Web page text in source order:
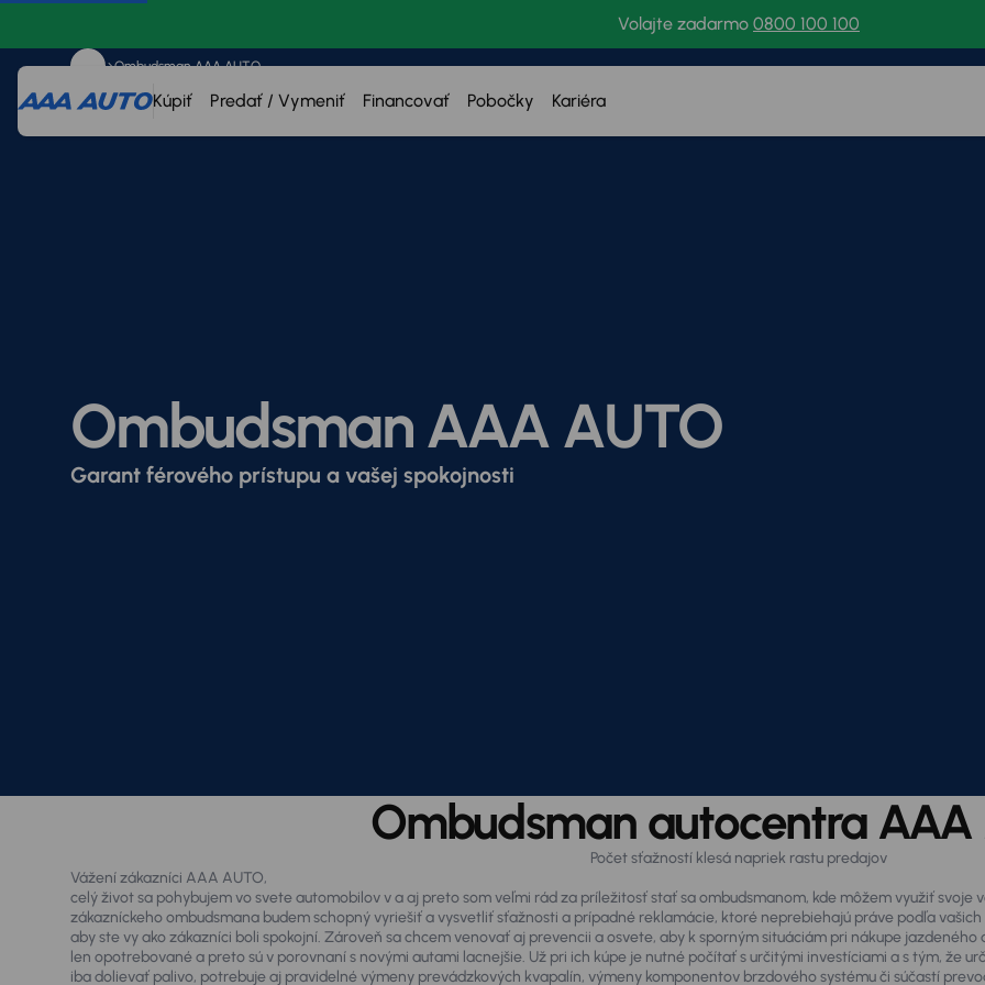
Volajte zadarmo 0800 100 100
Kúpiť Predať / Vymeniť Financovať Pobočky Kariéra
Ombudsman AAA AUTO
Ombudsman AAA AUTO
Garant férového prístupu a vašej spokojnosti
Ombudsman autocentra AAA
Počet sťažností klesá napriek rastu predajov
Vážení zákazníci AAA AUTO,
celý život sa pohybujem vo svete automobilov v a aj preto som veľmi rád za príležitosť stať sa ombudsmanom, kde môžem využiť svoje
zákazníckeho ombudsmana budem schopný vyriešiť a vysvetliť sťažnosti a prípadné reklamácie, ktoré neprebiehajú práve podľa
aby ste vy ako zákazníci boli spokojní. Zároveň sa chcem venovať aj prevencii a osvete, aby k sporným situáciám pri nákupe
len opotrebované a preto sú v porovnaní s novými autami lacnejšie. Už pri ich kúpe je nutné počítať s určitými investíciami a s tým, že
iba dolievať palivo, potrebuje aj pravidelné výmeny prevádzkových kvapalín, výmeny komponentov brzdového systému či súčastí